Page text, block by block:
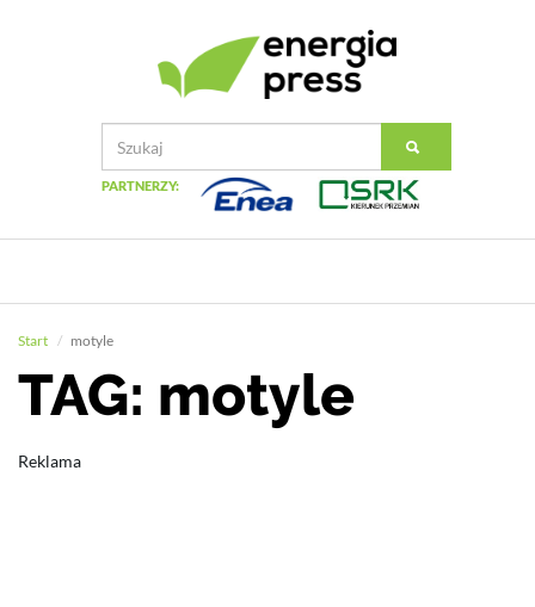
PARTNERZY:
Start motyle
TAG: motyle
Reklama